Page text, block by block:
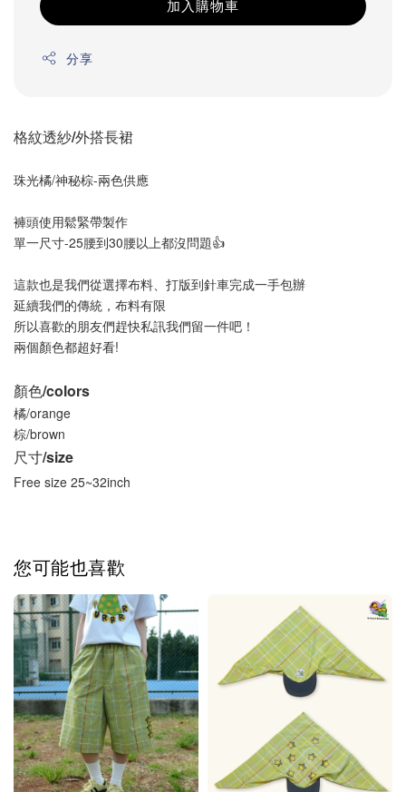
加入購物車
分享
格紋透紗/外搭長裙
珠光橘/神秘棕-兩色供應
褲頭使用鬆緊帶製作
單一尺寸-25腰到30腰以上都沒問題👍
這款也是我們從選擇布料、打版到針車完成一手包辦
延續我們的傳統，布料有限
所以喜歡的朋友們趕快私訊我們留一件吧！
兩個顏色都超好看!
顏色/colors
橘/orange
棕/brown
尺寸/size
Free size 25~32inch
您可能也喜歡